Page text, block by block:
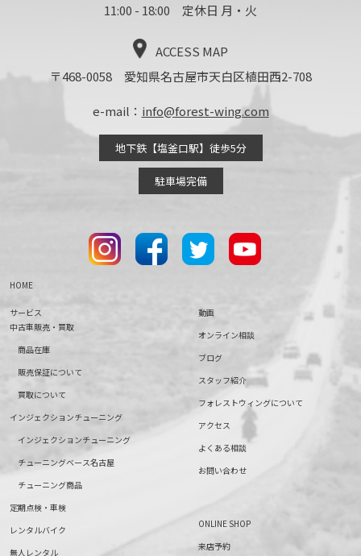
11:00 - 18:00 定休日 月・火
ACCESS MAP
〒468-0058 愛知県名古屋市天白区植田西2-708
e-mail： info@forest-wing.com
地下鉄【塩釜口駅】徒歩5分
駐車場完備
HOME
サービス
中古車販売・買取
商品在庫
販売保証について
買取について
インジェクションチューニング
インジェクションチューニング
チューニングベース名古屋
チューニング商品
定期点検・車検
レンタルバイク
無人レンタル
動画
オンライン相談
ブログ
スタッフ紹介
フォレストウィングについて
アクセス
よくある相談
お問い合わせ
ONLINE SHOP
来店予約